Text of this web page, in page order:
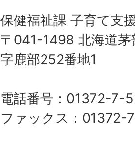
保健福祉課 子育て支
〒041-1498 北海道茅
字鹿部252番地1
電話番号：01372-7-
ファックス：01372-